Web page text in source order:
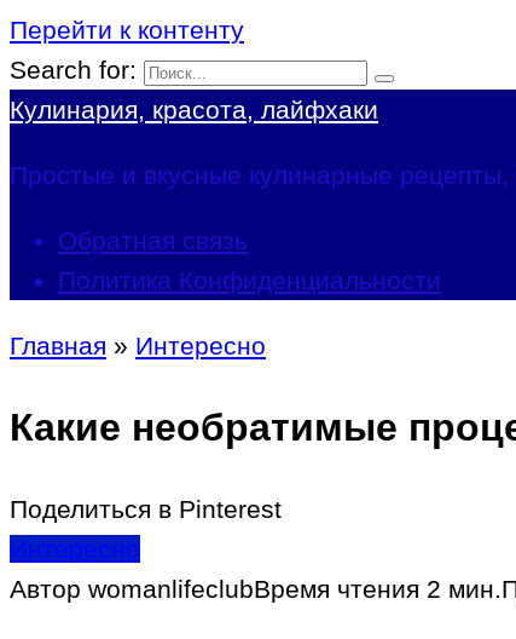
Перейти к контенту
Search for:
Кулинария, красота, лайфхаки
Простые и вкусные кулинарные
Обратная связь
Политика Конфиденциальности
Главная » Интересно
Какие необратимые
Поделиться в Pinterest
Интересно
Автор womanlifeclubВремя чтения 2 мин.